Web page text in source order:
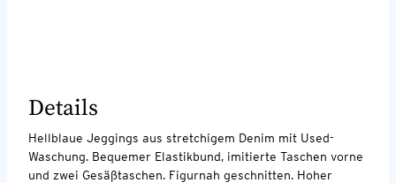
Details
Hellblaue Jeggings aus stretchigem Denim mit Used-
Waschung. Bequemer Elastikbund, imitierte Taschen vorne
und zwei Gesäßtaschen. Figurnah geschnitten. Hoher